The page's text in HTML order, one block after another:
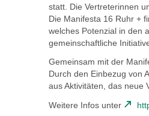
statt. Die Vertreterinnen
Die Manifesta 16 Ruhr +
welches Potenzial in den
gemeinschaftliche
Gemeinsam mit der
Durch den Einbezug von
aus Aktivitäten, das neue
Weitere Infos unter